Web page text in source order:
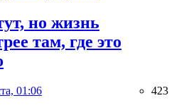
но жизнь
там, где это
01:06 423